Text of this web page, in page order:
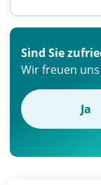
Sind Sie
Wir freuen
Ja